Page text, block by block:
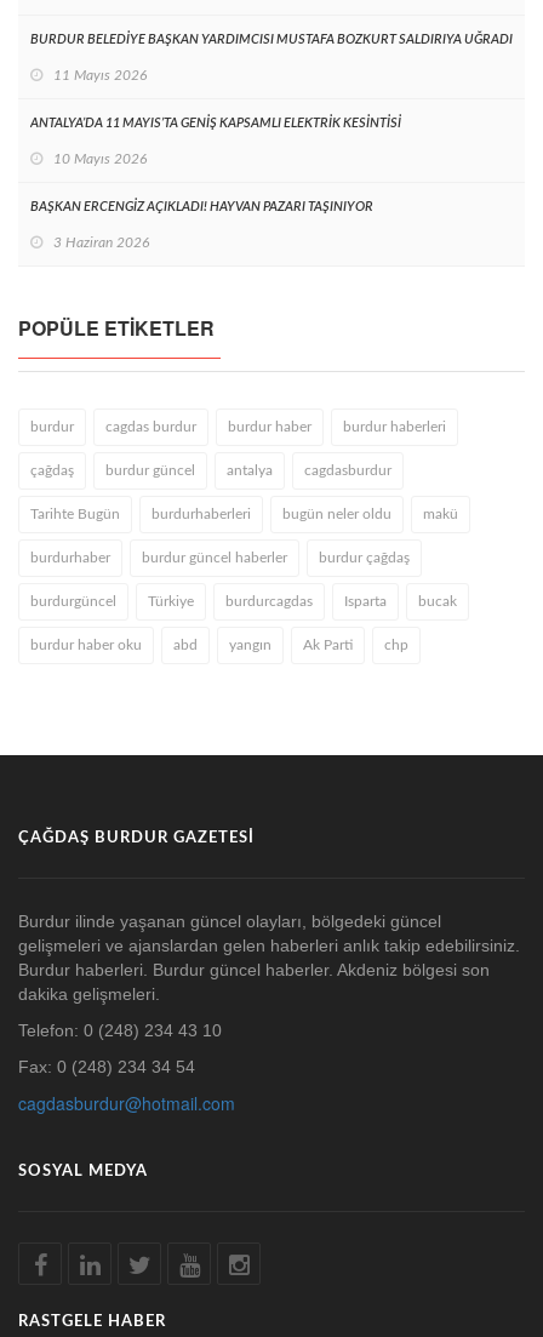
BURDUR BELEDİYE BAŞKAN YARDIMCISI MUSTAFA BOZKURT SALDIRIYA UĞRADI
11 Mayıs 2026
ANTALYA’DA 11 MAYIS’TA GENİŞ KAPSAMLI ELEKTRİK KESİNTİSİ
10 Mayıs 2026
BAŞKAN ERCENGİZ AÇIKLADI! HAYVAN PAZARI TAŞINIYOR
3 Haziran 2026
POPÜLE ETIKETLER
burdur cagdas burdur burdur haber burdur haberleri
çağdaş burdur güncel antalya cagdasburdur
Tarihte Bugün burdurhaberleri bugün neler oldu makü
burdurhaber burdur güncel haberler burdur çağdaş
burdurgüncel Türkiye burdurcagdas Isparta bucak
burdur haber oku abd yangın Ak Parti chp
ÇAĞDAŞ BURDUR GAZETESI
Burdur ilinde yaşanan güncel olayları, bölgedeki güncel
gelişmeleri ve ajanslardan gelen haberleri anlık takip edebilirsiniz.
Burdur haberleri. Burdur güncel haberler. Akdeniz bölgesi son
dakika gelişmeleri.
Telefon: 0 (248) 234 43 10
Fax: 0 (248) 234 34 54
cagdasburdur@hotmail.com
SOSYAL MEDYA
RASTGELE HABER